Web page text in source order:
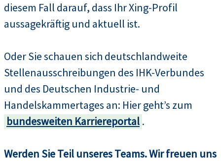
diesem Fall darauf, dass Ihr Xing-Profil
aussagekräftig und aktuell ist.
Oder Sie schauen sich deutschlandweite
Stellenausschreibungen des IHK-Verbundes
und des Deutschen Industrie- und
Handelskammertages an: Hier geht’s zum
bundesweiten Karriereportal .
Werden Sie Teil unseres Teams. Wir freuen uns